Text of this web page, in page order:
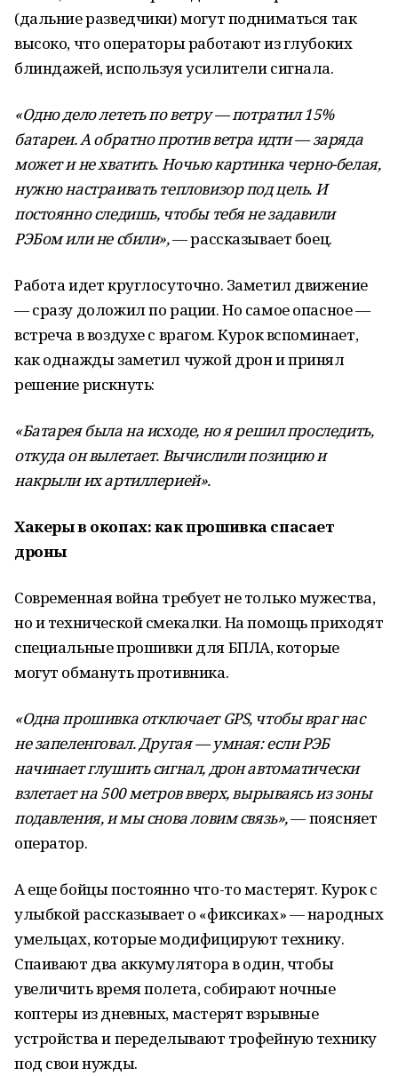
(дальние разведчики) могут подниматься так
высоко, что операторы работают из глубоких
блиндажей, используя усилители сигнала.
«Одно дело лететь по ветру — потратил 15%
батареи. А обратно против ветра идти — заряда
может и не хватить. Ночью картинка черно-белая,
нужно настраивать тепловизор под цель. И
постоянно следишь, чтобы тебя не задавили
РЭБом или не сбили»,— рассказывает боец.
Работа идет круглосуточно. Заметил движение
— сразу доложил по рации. Но самое опасное —
встреча в воздухе с врагом. Курок вспоминает,
как однажды заметил чужой дрон и принял
решение рискнуть:
«Батарея была на исходе, но я решил проследить,
откуда он вылетает. Вычислили позицию и
накрыли их артиллерией».
Хакеры в окопах: как прошивка спасает
дроны
Современная война требует не только мужества,
но и технической смекалки. На помощь приходят
специальные прошивки для БПЛА, которые
могут обмануть противника.
«Одна прошивка отключает GPS, чтобы враг нас
не запеленговал. Другая — умная: если РЭБ
начинает глушить сигнал, дрон автоматически
взлетает на 500 метров вверх, вырываясь из зоны
подавления, и мы снова ловим связь»,— поясняет
оператор.
А еще бойцы постоянно что-то мастерят. Курок с
улыбкой рассказывает о «фиксиках» — народных
умельцах, которые модифицируют технику.
Спаивают два аккумулятора в один, чтобы
увеличить время полета, собирают ночные
коптеры из дневных, мастерят взрывные
устройства и переделывают трофейную технику
под свои нужды.